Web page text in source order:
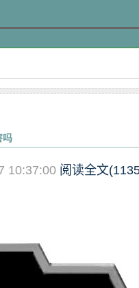
吗
10:37:00 阅读全文(